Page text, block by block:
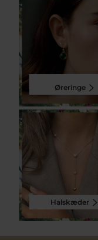
Øreringe
Halskæder